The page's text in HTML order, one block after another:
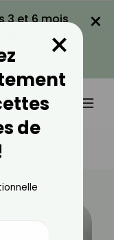
3 et 6 mois
×
Idée ?
de
×